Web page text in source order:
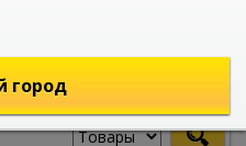
город